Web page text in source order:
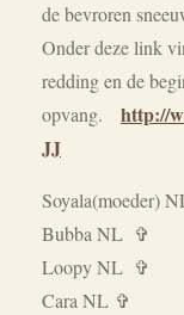
de bevroren
Onder deze link
redding en de
opvang. http://
JJ
Soyala(moeder)
Bubba NL ✞
Loopy NL ✞
Cara NL ✞